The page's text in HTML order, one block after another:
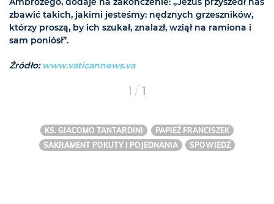
zbawić takich, jakimi jesteśmy: nędznych grzeszników,
którzy proszą, by ich szukał, znalazł, wziął na ramiona i
sam poniósł”.
Źródło: www.vaticannews.va
1 / 1
KS. GIACOMO TANTARDINI
PAPIEŻ FRANCISZEK
SAKRAMENT POKUTY I POJEDNANIA
SPOWIEDŹ